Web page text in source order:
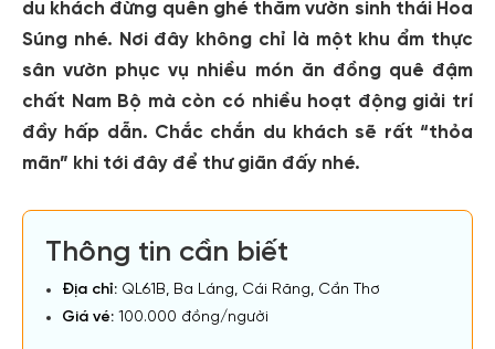
du khách đừng quên ghé thăm vườn sinh thái Hoa
Súng nhé. Nơi đây không chỉ là một khu ẩm thực
sân vườn phục vụ nhiều món ăn đồng quê đậm
chất Nam Bộ mà còn có nhiều hoạt động giải trí
đầy hấp dẫn. Chắc chắn du khách sẽ rất “thỏa
mãn” khi tới đây để thư giãn đấy nhé.
Thông tin cần biết
Địa chỉ: QL61B, Ba Láng, Cái Răng, Cần Thơ
Giá vé: 100.000 đồng/người